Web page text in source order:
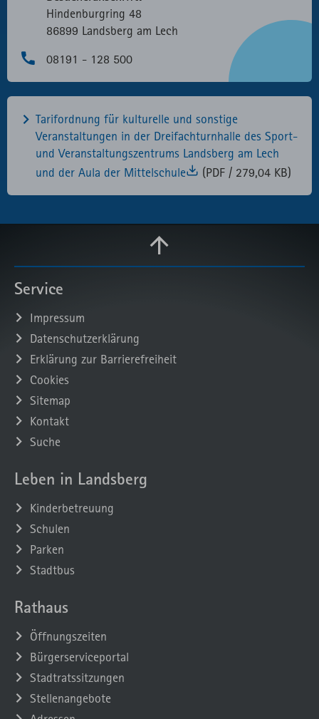
Hindenburg­ring 48
86899 Landsberg am Lech
08191 - 128 500
Tarifordnung für kulturelle und sonstige
Veranstaltungen in der Dreifachturnhalle des Sport-
und Veranstaltungszentrums Landsberg am Lech
und der Aula der Mittelschule
(PDF / 279,04 KB)
Service
Impressum
Datenschutzerklärung
Erklärung zur Barrierefreiheit
Cookies
Sitemap
Kontakt
Suche
Leben in Landsberg
Kinderbetreuung
Schulen
Parken
Stadtbus
Rathaus
Öffnungszeiten
Bürgerserviceportal
Stadtratssitzungen
Stellenangebote